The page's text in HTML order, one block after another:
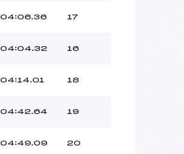
04:06.36 17
04:04.32 16
04:14.01 18
04:42.64 19
04:49.09 20